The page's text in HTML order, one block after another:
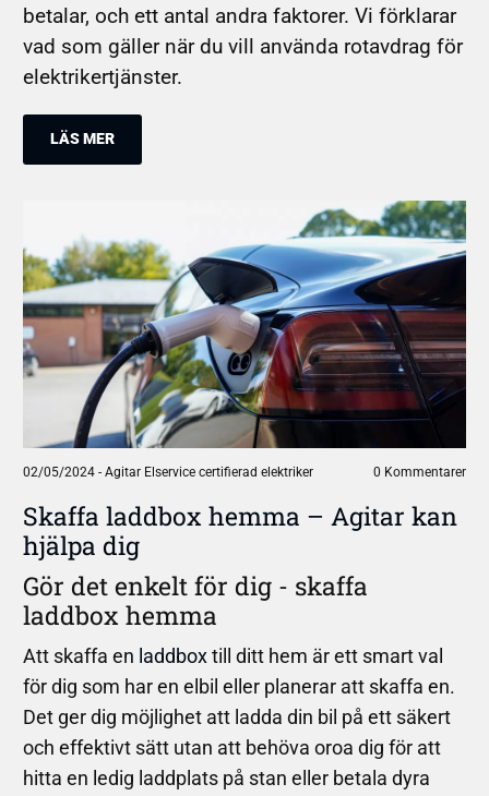
betalar, och ett antal andra faktorer. Vi förklarar
vad som gäller när du vill använda rotavdrag för
elektrikertjänster.
LÄS MER
02/05/2024 -Agitar Elservice certifierad elektriker 0 Kommentarer
Skaffa laddbox hemma – Agitar kan
hjälpa dig
Gör det enkelt för dig - skaffa
laddbox hemma
Att skaffa en laddboxtill ditt hem är ett smart val
för dig som har en elbil eller planerar att skaffa en.
Det ger dig möjlighet att ladda din bil på ett säkert
och effektivt sätt utan att behöva oroa dig för att
hitta en ledig laddplats på stan eller betala dyra